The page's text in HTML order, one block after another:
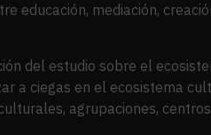
mediación,
del estudio sobre el
a ciegas en el ecosistema
agrupaciones,